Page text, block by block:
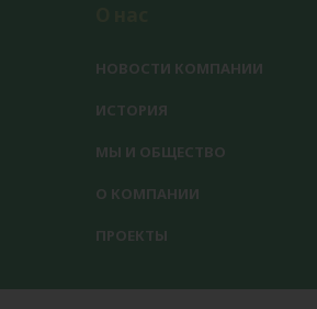
НОВОСТИ КОМПАНИИ
ИСТОРИЯ
МЫ И ОБЩЕСТВО
О КОМПАНИИ
ПРОЕКТЫ